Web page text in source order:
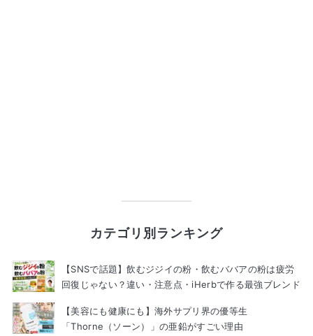
カテゴリ別ランキング
【SNSで話題】飲むジジイの粉・飲むババアの粉は疲労
回復じゃない？違い・注意点・iHerbで作る最強ブレンド
【美容にも健康にも】海外サプリ界の優等生
「Thorne（ソーン）」の亜鉛がすごい理由